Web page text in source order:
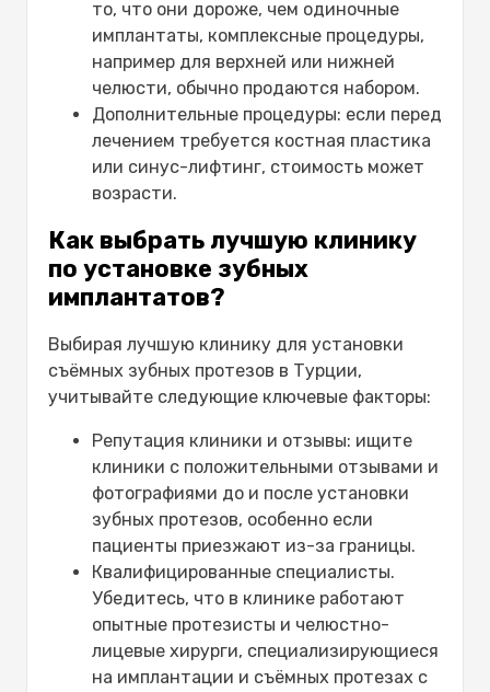
то, что они дороже, чем одиночные
имплантаты, комплексные процедуры,
например для верхней или нижней
челюсти, обычно продаются набором.
Дополнительные процедуры: если перед
лечением требуется костная пластика
или синус-лифтинг, стоимость может
возрасти.
Как выбрать лучшую клинику
по установке зубных
имплантатов?
Выбирая лучшую клинику для установки
съёмных зубных протезов в Турции,
учитывайте следующие ключевые факторы:
Репутация клиники и отзывы: ищите
клиники с положительными отзывами и
фотографиями до и после установки
зубных протезов, особенно если
пациенты приезжают из-за границы.
Квалифицированные специалисты.
Убедитесь, что в клинике работают
опытные протезисты и челюстно-
лицевые хирурги, специализирующиеся
на имплантации и съёмных протезах с